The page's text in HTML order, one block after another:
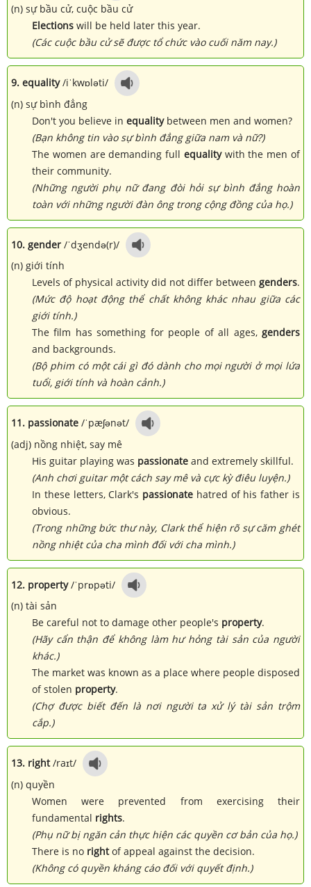
(n) sự bầu cử, cuộc bầu cử
Elections will be held later this year.
(Các cuộc bầu cử sẽ được tổ chức vào cuối năm nay.)
9. equality/iˈkwɒləti/
(n) sự bình đẳng
Don't you believe in equalitybetween men and women?
(Bạn không tin vào sự bình đẳng giữa nam và nữ?)
The women are demanding full equalitywith the men of
their community.
(Những người phụ nữ đang đòi hỏi sự bình đẳng hoàn
toàn với những người đàn ông trong cộng đồng của họ.)
10. gender /ˈdʒendə(r)/
(n) giới tính
Levels of physical activity did not differ between genders.
(Mức độ hoạt động thể chất không khác nhau giữa các
giới tính.)
The film has something for people of all ages, genders
and backgrounds.
(Bộ phim có một cái gì đó dành cho mọi người ở mọi lứa
tuổi, giới tính và hoàn cảnh.)
11. passionate /ˈpæʃənət/
(adj) nồng nhiệt, say mê
His guitar playing was passionate and extremely skillful.
(Anh chơi guitar một cách say mê và cực kỳ điêu luyện.)
In these letters, Clark's passionate hatred of his father is
obvious.
(Trong những bức thư này, Clark thể hiện rõ sự căm ghét
nồng nhiệt của cha mình đối với cha mình.)
12. property/ˈprɒpəti/
(n) tài sản
Be careful not to damage other people's property.
(Hãy cẩn thận để không làm hư hỏng tài sản của người
khác.)
The market was known as a place where people disposed
of stolen property.
(Chợ được biết đến là nơi người ta xử lý tài sản trộm
cắp.)
13. right/raɪt/
(n) quyền
Women were prevented from exercising their
fundamental rights.
(Phụ nữ bị ngăn cản thực hiện các quyền cơ bản của họ.)
There is no rightof appeal against the decision.
(Không có quyền kháng cáo đối với quyết định.)